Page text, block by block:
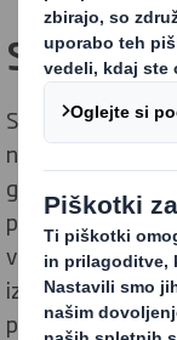
Stranke
S sodelovanjem
naše stranke pri
gospodarstva.
prilagajanju na
vključno z
izboljšanjem
poleg drugih